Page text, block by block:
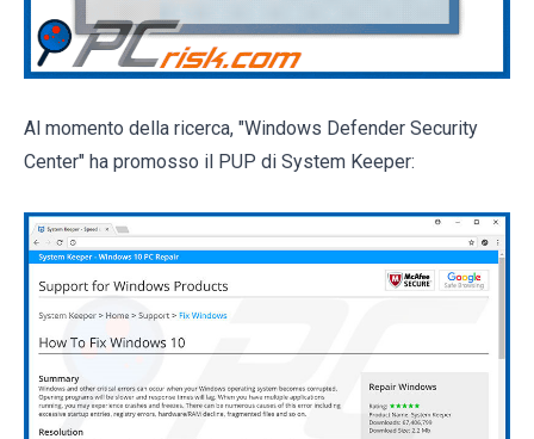
Al momento della ricerca, "Windows Defender Security
Center" ha promosso il PUP di System Keeper: